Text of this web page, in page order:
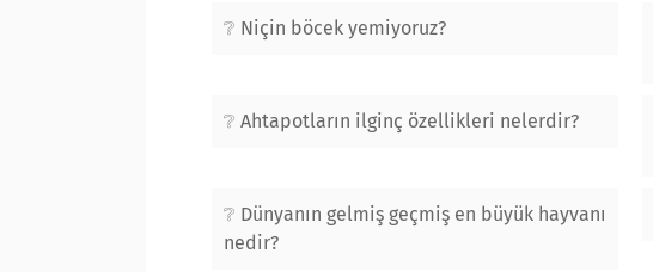
Niçin böcek yemiyoruz?
Ahtapotların ilginç özellikleri nelerdir?
Dünyanın gelmiş geçmiş en büyük hayvanı
nedir?